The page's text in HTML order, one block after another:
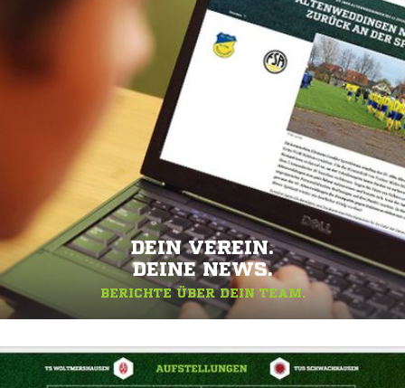
DEIN VEREIN.
DEINE NEWS.
BERICHTE ÜBER DEIN TEAM.